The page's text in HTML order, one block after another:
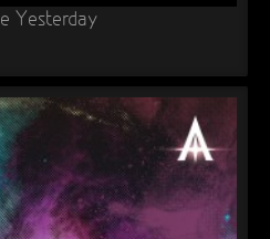
Yesterday